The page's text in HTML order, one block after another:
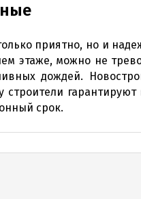
приятно, но и
этаже, можно не
дождей.
гарантируют
срок.